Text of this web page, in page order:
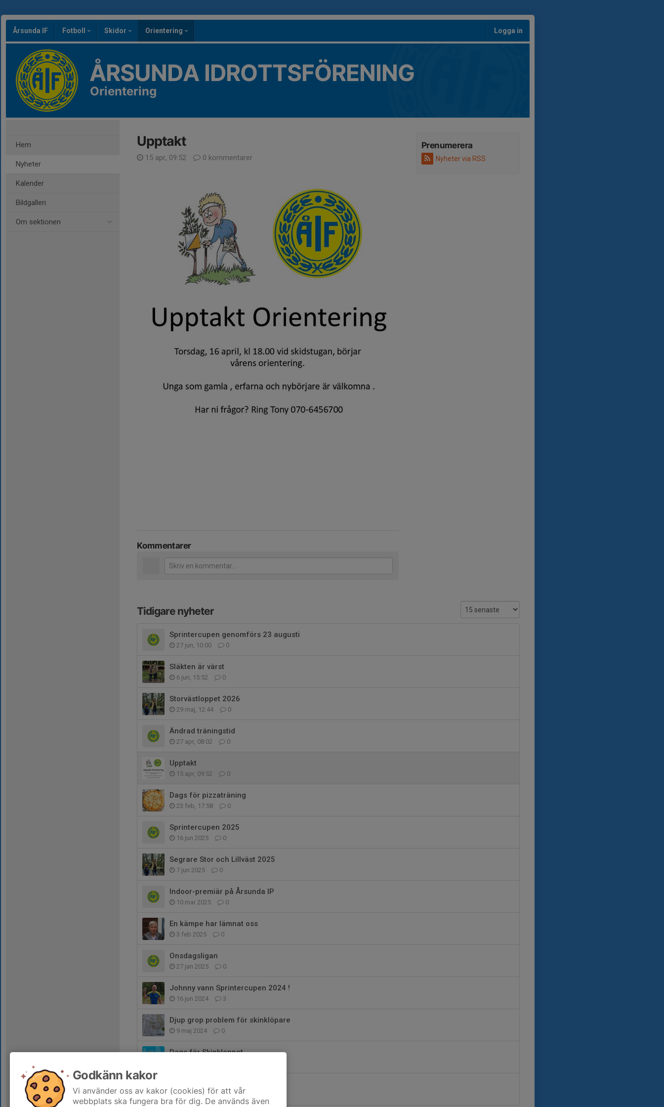
Årsunda IF Fotboll Skidor Orientering Logga in
ÅRSUNDA IDROTTSFÖRENING
Orientering
Hem
Nyheter
Kalender
Bildgalleri
Om sektionen
Prenumerera
Nyheter via RSS
Upptakt
15 apr, 09:52 0 kommentarer
Kommentarer
Tidigare nyheter
Sprintercupen genomförs 23 augusti
27 jun, 10:00 0
Släkten är värst
6 jun, 15:52 0
Storvästloppet 2026
29 maj, 12:44 0
Ändrad träningstid
27 apr, 08:02 0
Upptakt
15 apr, 09:52 0
Dags för pizzaträning
23 feb, 17:58 0
Sprintercupen 2025
16 jun 2025 0
Segrare Stor och Lillväst 2025
7 jun 2025 0
Indoor-premiär på Årsunda IP
10 mar 2025 0
En kämpe har lämnat oss
3 feb 2025 0
Onsdagsligan
27 jan 2025 0
Johnny vann Sprintercupen 2024 !
16 jun 2024 3
Djup grop problem för skinklöpare
9 maj 2024 0
Dags för Skinkloppet
21 jun 2023 0
Godkänn kakor
Vi använder oss av kakor (cookies) för att vår
webbplats ska fungera bra för dig. De används även